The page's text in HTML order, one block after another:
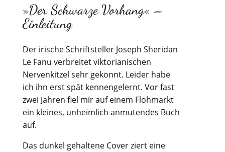
»Der Schwarze Vorhang« –
Einleitung
Der irische Schriftsteller Joseph Sheridan
Le Fanu verbreitet viktorianischen
Nervenkitzel sehr gekonnt. Leider habe
ich ihn erst spät kennengelernt. Vor fast
zwei Jahren fiel mir auf einem Flohmarkt
ein kleines, unheimlich anmutendes Buch
auf.
Das dunkel gehaltene Cover ziert eine